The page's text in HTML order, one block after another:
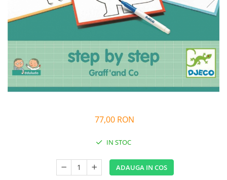
Alfabet si matematica
Jocuri de memorie si inteligenta
Seria Lectia de sanatate
Editura Litera
Editura Galaxia Copiilor
Pisicile Războinice
Colectia Pia Papadia
77,00 RON
IN STOC
ADAUGA IN COS